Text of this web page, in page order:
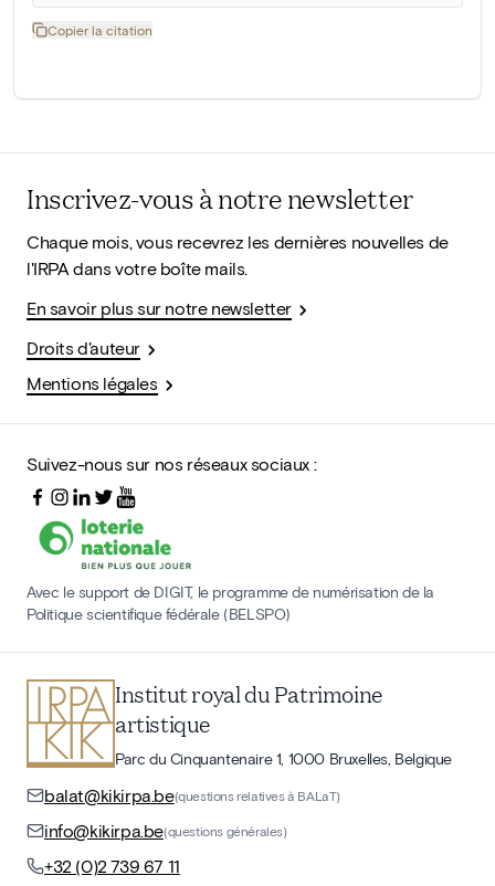
Copier la citation
Inscrivez-vous à notre newsletter
Chaque mois, vous recevrez les dernières nouvelles de
l'IRPA dans votre boîte mails.
En savoir plus sur notre newsletter
Droits d'auteur
Mentions légales
Suivez-nous sur nos réseaux sociaux :
Avec le support de DIGIT, le programme de numérisation de la
Politique scientifique fédérale (BELSPO)
Institut royal du Patrimoine
artistique
Parc du Cinquantenaire 1, 1000 Bruxelles, Belgique
balat@kikirpa.be(questions relatives à BALaT)
info@kikirpa.be(questions générales)
+32 (0)2 739 67 11